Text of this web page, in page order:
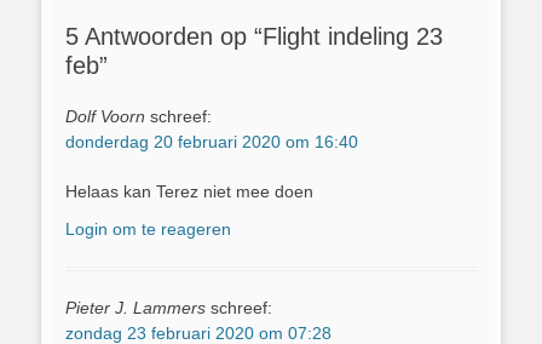
5 Antwoorden op “Flight indeling 23
feb”
Dolf Voorn schreef:
donderdag 20 februari 2020 om 16:40
Helaas kan Terez niet mee doen
Login om te reageren
Pieter J. Lammers schreef:
zondag 23 februari 2020 om 07:28